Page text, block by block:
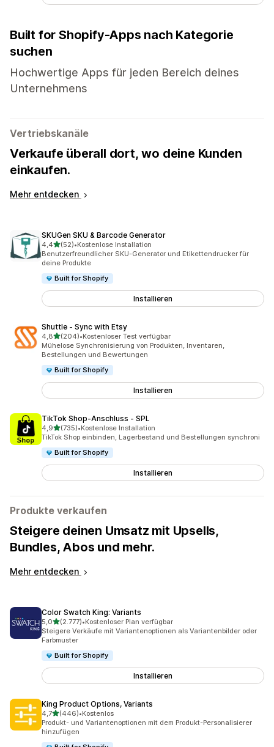
Built for Shopify-Apps nach Kategorie
suchen
Hochwertige Apps für jeden Bereich deines
Unternehmens
Vertriebskanäle
Verkaufe überall dort, wo deine Kunden
einkaufen.
Mehr entdecken
SKUGen SKU & Barcode Generator
4,4von 5 Sternen
(52)
52 Rezensionen insgesamt
•Kostenlose Installation
Benutzerfreundlicher SKU-Generator und Etikettendrucker für
deine Produkte
Built for Shopify
Installieren
Shuttle ‑ Sync with Etsy
4,8von 5 Sternen
(204)
204 Rezensionen insgesamt
•Kostenloser Test verfügbar
Mühelose Synchronisierung von Produkten, Inventaren,
Bestellungen und Bewertungen
Built for Shopify
Installieren
TikTok Shop‑Anschluss ‑ SPL
4,9von 5 Sternen
(735)
735 Rezensionen insgesamt
•Kostenlose Installation
TikTok Shop einbinden, Lagerbestand und Bestellungen synchroni
Built for Shopify
Installieren
Produkte verkaufen
Steigere deinen Umsatz mit Upsells,
Bundles, Abos und mehr.
Mehr entdecken
Color Swatch King: Variants
5,0von 5 Sternen
(2.777)
2777 Rezensionen insgesamt
•Kostenloser Plan verfügbar
Steigere Verkäufe mit Variantenoptionen als Variantenbilder oder
Farbmuster
Built for Shopify
Installieren
King Product Options, Variants
4,7von 5 Sternen
(446)
446 Rezensionen insgesamt
•Kostenlos
Produkt- und Variantenoptionen mit dem Produkt-Personalisierer
hinzufügen